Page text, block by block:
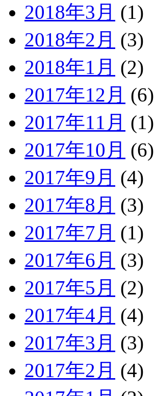
2018年3月 (1)
2018年2月 (3)
2018年1月 (2)
2017年12月 (6)
2017年11月 (1)
2017年10月 (6)
2017年9月 (4)
2017年8月 (3)
2017年7月 (1)
2017年6月 (3)
2017年5月 (2)
2017年4月 (4)
2017年3月 (3)
2017年2月 (4)